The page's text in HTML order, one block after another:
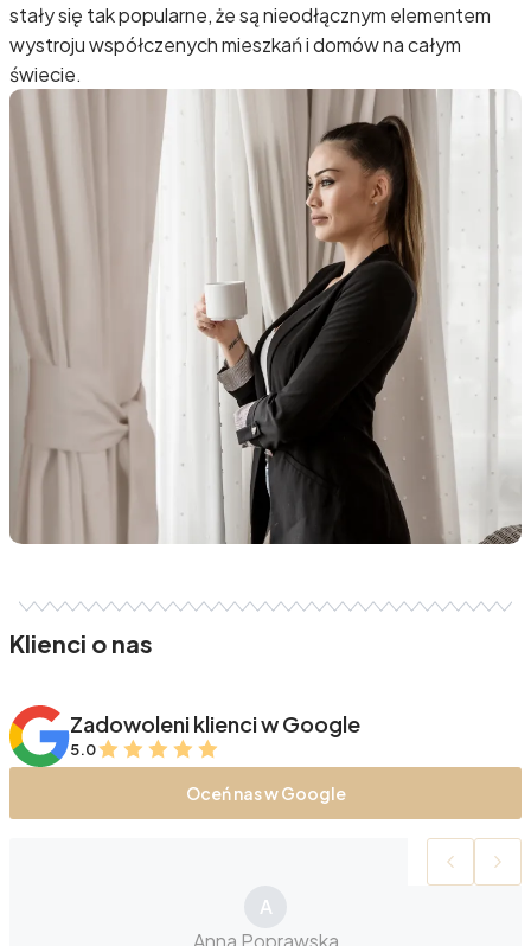
stały się tak popularne, że są nieodłącznym elementem
wystroju współczenych mieszkań i domów na całym
świecie.
Klienci o nas
Zadowoleni klienci w Google
5.0
Oceń nas w Google
A
Anna Poprawska